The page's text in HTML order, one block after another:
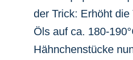
der Trick: Erhöht
Öls auf ca. 180-
Hähnchenstücke